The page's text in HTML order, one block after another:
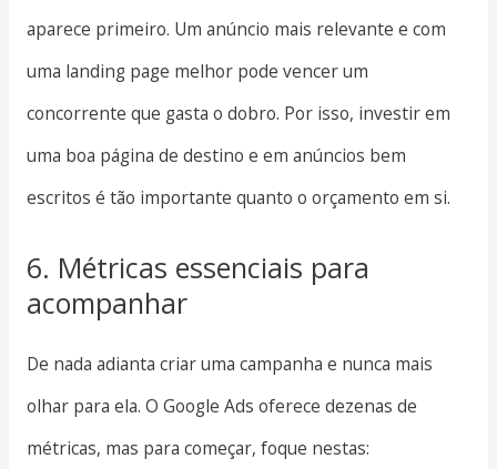
aparece primeiro. Um anúncio mais relevante e com
uma landing page melhor pode vencer um
concorrente que gasta o dobro. Por isso, investir em
uma boa página de destino e em anúncios bem
escritos é tão importante quanto o orçamento em si.
6. Métricas essenciais para
acompanhar
De nada adianta criar uma campanha e nunca mais
olhar para ela. O Google Ads oferece dezenas de
métricas, mas para começar, foque nestas: